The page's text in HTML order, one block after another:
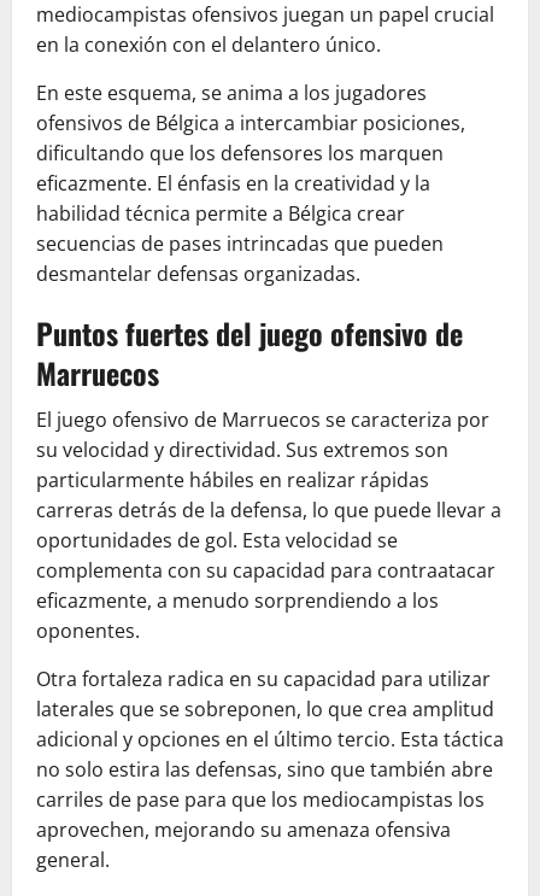
mediocampistas ofensivos juegan un papel crucial
en la conexión con el delantero único.
En este esquema, se anima a los jugadores
ofensivos de Bélgica a intercambiar posiciones,
dificultando que los defensores los marquen
eficazmente. El énfasis en la creatividad y la
habilidad técnica permite a Bélgica crear
secuencias de pases intrincadas que pueden
desmantelar defensas organizadas.
Puntos fuertes del juego ofensivo de
Marruecos
El juego ofensivo de Marruecos se caracteriza por
su velocidad y directividad. Sus extremos son
particularmente hábiles en realizar rápidas
carreras detrás de la defensa, lo que puede llevar a
oportunidades de gol. Esta velocidad se
complementa con su capacidad para contraatacar
eficazmente, a menudo sorprendiendo a los
oponentes.
Otra fortaleza radica en su capacidad para utilizar
laterales que se sobreponen, lo que crea amplitud
adicional y opciones en el último tercio. Esta táctica
no solo estira las defensas, sino que también abre
carriles de pase para que los mediocampistas los
aprovechen, mejorando su amenaza ofensiva
general.